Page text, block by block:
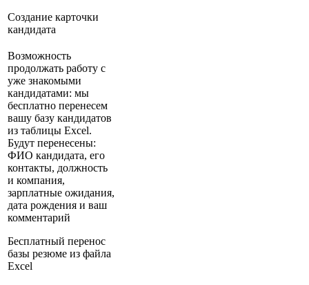
Создание карточки
кандидата
Возможность
продолжать работу с
уже знакомыми
кандидатами: мы
бесплатно перенесем
вашу базу кандидатов
из таблицы Excel.
Будут перенесены:
ФИО кандидата, его
контакты, должность
и компания,
зарплатные ожидания,
дата рождения и ваш
комментарий
Бесплатный перенос
базы резюме из файла
Excel